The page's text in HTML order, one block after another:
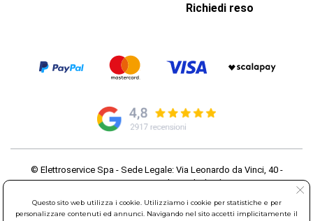
Richiedi reso
© Elettroservice Spa - Sede Legale: Via Leonardo da Vinci, 40 -
00015 Monterotondo Scalo (RM)
Sociale 1.600.000,00 Euro i.v. Iscritto al Registro delle Imprese di
Questo sito web utilizza i cookie. Utilizziamo i cookie per statistiche e per
personalizzare contenuti ed annunci. Navigando nel sito accetti implicitamente il